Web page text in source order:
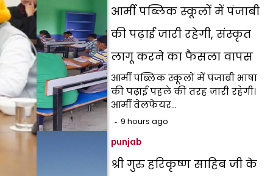
आर्मी पब्लिक स्कूलों में पंजाबी
की पढ़ाई जारी रहेगी, संस्कृत
लागू करने का फैसला वापस
आर्मी पब्लिक स्कूलों में पंजाबी भाषा
की पढ़ाई पहले की तरह जारी रहेगी।
आर्मी वेलफेयर…
9 hours ago
punjab
श्री गुरु हरिकृष्ण साहिब जी के